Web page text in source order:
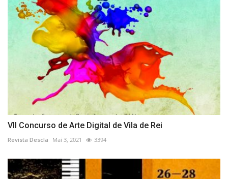
VII Concurso de Arte Digital de Vila de Rei
Revista Descla Mai 3, 2021 3394